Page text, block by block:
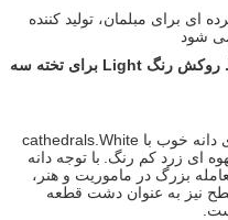
ای برای مبلمان، تولید کننده
شود
دشت برش / برش تاج طبیعی سفید بلوط روکش رنگ Light برای تخته سه
سفید بلوط روکش چوب تخت برش دارای دانه خوب با cathedrals.White
ای زرد کم رنگ. با توجه دانه
بزرگ در ماموریت و هنر،
نیز به عنوان دشت قطعه